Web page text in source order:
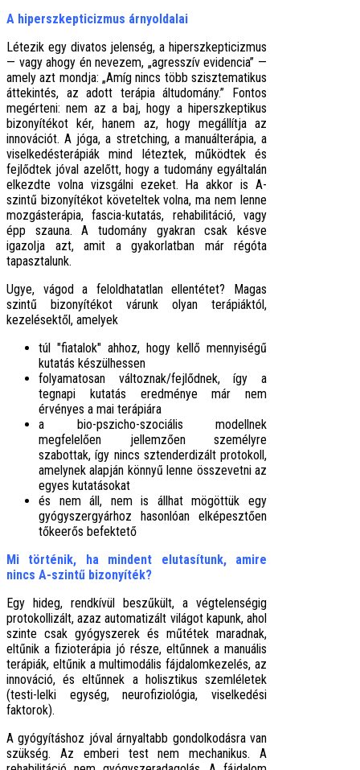
A hiperszkepticizmus árnyoldalai
Létezik egy divatos jelenség, a hiperszkepticizmus
— vagy ahogy én nevezem, „agresszív evidencia” —
amely azt mondja: „Amíg nincs több szisztematikus
áttekintés, az adott terápia áltudomány.” Fontos
megérteni: nem az a baj, hogy a hiperszkeptikus
bizonyítékot kér, hanem az, hogy megállítja az
innovációt. A jóga, a stretching, a manuálterápia, a
viselkedésterápiák mind léteztek, működtek és
fejlődtek jóval azelőtt, hogy a tudomány egyáltalán
elkezdte volna vizsgálni ezeket. Ha akkor is A-
szintű bizonyítékot követeltek volna, ma nem lenne
mozgásterápia, fascia-kutatás, rehabilitáció, vagy
épp szauna. A tudomány gyakran csak késve
igazolja azt, amit a gyakorlatban már régóta
tapasztalunk.
Ugye, vágod a feloldhatatlan ellentétet? Magas
szintű bizonyítékot várunk olyan terápiáktól,
kezelésektől, amelyek
túl "fiatalok" ahhoz, hogy kellő mennyiségű
kutatás készülhessen
folyamatosan változnak/fejlődnek, így a
tegnapi kutatás eredménye már nem
érvényes a mai terápiára
a bio-pszicho-szociális modellnek
megfelelően jellemzően személyre
szabottak, így nincs sztenderdizált protokoll,
amelynek alapján könnyű lenne összevetni az
egyes kutatásokat
és nem áll, nem is állhat mögöttük egy
gyógyszergyárhoz hasonlóan elképesztően
tőkeerős befektető
Mi történik, ha mindent elutasítunk, amire
nincs A-szintű bizonyíték?
Egy hideg, rendkívül beszűkült, a végtelenségig
protokollizált, azaz automatizált világot kapunk, ahol
szinte csak gyógyszerek és műtétek maradnak,
eltűnik a fizioterápia jó része, eltűnnek a manuális
terápiák, eltűnik a multimodális fájdalomkezelés, az
innováció, és eltűnnek a holisztikus szemléletek
(testi-lelki egység, neurofiziológia, viselkedési
faktorok).
A gyógyításhoz jóval árnyaltabb gondolkodásra van
szükség. Az emberi test nem mechanikus. A